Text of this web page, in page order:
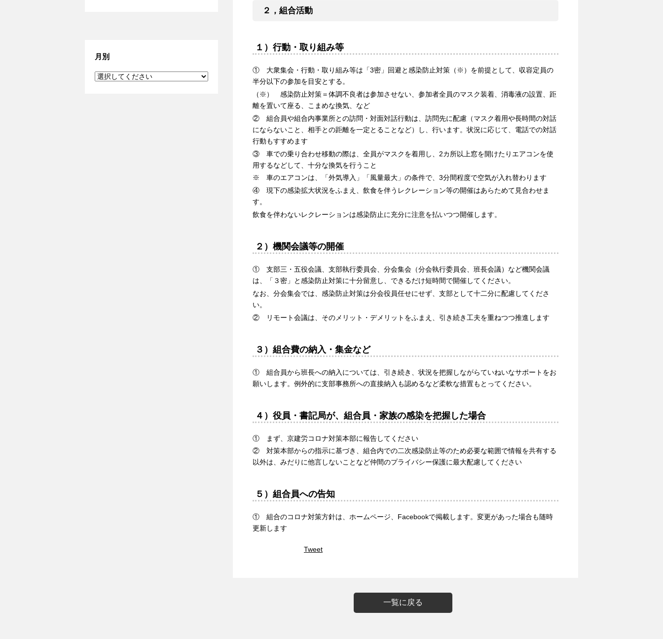
２，組合活動
１）行動・取り組み等
① 大衆集会・行動・取り組み等は「3密」回避と感染防止対策（※）を前提として、収容定員の
半分以下の参加を目安とする。
（※） 感染防止対策＝体調不良者は参加させない、参加者全員のマスク装着、消毒液の設置、距
離を置いて座る、こまめな換気、など
② 組合員や組合内事業所との訪問・対面対話行動は、訪問先に配慮（マスク着用や長時間の対話
にならないこと、相手との距離を一定とることなど）し、行います。状況に応じて、電話での対話
行動もすすめます
③ 車での乗り合わせ移動の際は、全員がマスクを着用し、2カ所以上窓を開けたりエアコンを使
用するなどして、十分な換気を行うこと
※ 車のエアコンは、「外気導入」「風量最大」の条件で、3分間程度で空気が入れ替わります
④ 現下の感染拡大状況をふまえ、飲食を伴うレクレーション等の開催はあらためて見合わせま
す。
飲食を伴わないレクレーションは感染防止に充分に注意を払いつつ開催します。
２）機関会議等の開催
① 支部三・五役会議、支部執行委員会、分会集会（分会執行委員会、班長会議）など機関会議
は、「３密」と感染防止対策に十分留意し、できるだけ短時間で開催してください。
なお、分会集会では、感染防止対策は分会役員任せにせず、支部として十二分に配慮してくださ
い。
② リモート会議は、そのメリット・デメリットをふまえ、引き続き工夫を重ねつつ推進します
３）組合費の納入・集金など
① 組合員から班長への納入については、引き続き、状況を把握しながらていねいなサポートをお
願いします。例外的に支部事務所への直接納入も認めるなど柔軟な措置もとってください。
４）役員・書記局が、組合員・家族の感染を把握した場合
① まず、京建労コロナ対策本部に報告してください
② 対策本部からの指示に基づき、組合内での二次感染防止等のため必要な範囲で情報を共有する
以外は、みだりに他言しないことなど仲間のプライバシー保護に最大配慮してください
５）組合員への告知
① 組合のコロナ対策方針は、ホームページ、Facebookで掲載します。変更があった場合も随時
更新します
Tweet
月別
一覧に戻る